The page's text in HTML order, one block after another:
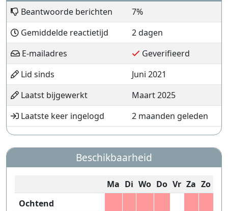
Beantwoorde berichten
7%
Gemiddelde reactietijd
2 dagen
E-mailadres
Geverifieerd
Lid sinds
Juni 2021
Laatst bijgewerkt
Maart 2025
Laatste keer ingelogd
2 maanden geleden
Beschikbaarheid
Ma Di Wo Do Vr Za Zo
Ochtend